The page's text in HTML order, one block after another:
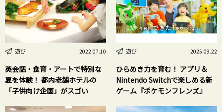
遊び 2022.07.10
英会話・食育・アートで特別な
夏を体験！ 都内老舗ホテルの
「子供向け企画」がスゴい
遊び 2025.09.22
ひらめき力を育む！ アプリ＆
Nintendo Switchで楽しめる新
ゲーム『ポケモンフレンズ』